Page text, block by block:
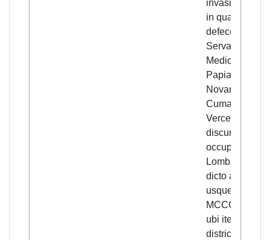
invasit
in qua multi
defecerunt.
Servavit
Mediolanum,
Papiam,
Novariam,
Cumas,
Vercellas, set
discurrando
occupavit
Lombardiam a
dicto anno
usque annum
MCCCXLVII,
ubi iterum
districtu